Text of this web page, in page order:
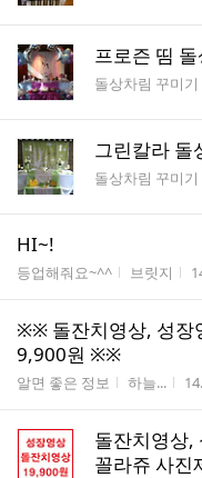
프로즌 띰
게시판명
돌상차림 꾸미기
그린칼라 돌
게시판명
돌상차림 꾸미기
HI~!
게시판명
등업해줘요~^^ 작성자
브릿지
※※ 돌잔치영상, 성장
9,900원 ※※
게시판명
알면 좋은 정보 작성자
하늘... 작
돌잔치영상,
꼴라쥬 사진